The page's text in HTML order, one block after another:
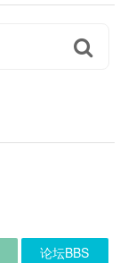
论坛BBS